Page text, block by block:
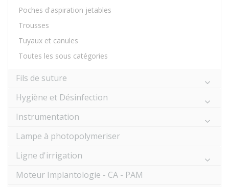
Poches d'aspiration jetables
Trousses
Tuyaux et canules
Toutes les sous catégories
Fils de suture
Hygiène et Désinfection
Instrumentation
Lampe à photopolymeriser
Ligne d'irrigation
Moteur Implantologie - CA - PAM